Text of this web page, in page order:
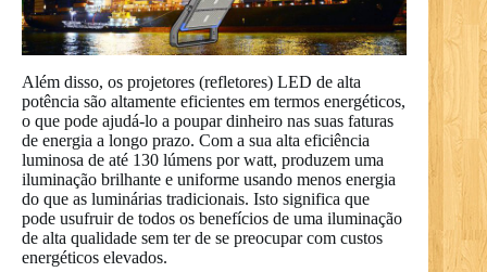
Além disso, os projetores (refletores) LED de alta
potência são altamente eficientes em termos energéticos,
o que pode ajudá-lo a poupar dinheiro nas suas faturas
de energia a longo prazo. Com a sua alta eficiência
luminosa de até 130 lúmens por watt, produzem uma
iluminação brilhante e uniforme usando menos energia
do que as luminárias tradicionais. Isto significa que
pode usufruir de todos os benefícios de uma iluminação
de alta qualidade sem ter de se preocupar com custos
energéticos elevados.